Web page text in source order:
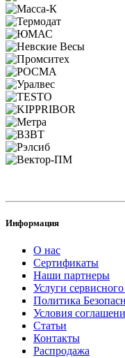
Информация
О нас
Сертификаты
Наши партнеры
Услуги
Политика
Условия
Статьи
Контакты
Распродажа